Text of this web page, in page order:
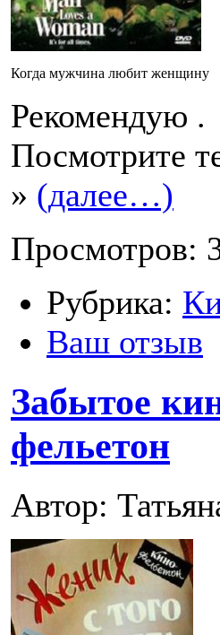
Когда мужчина любит женщину
Рекомендую .
Посмотрите
» (далее…)
Просмотров:
Рубрика:
Ваш отзыв
Забытое
фельетон
Автор: